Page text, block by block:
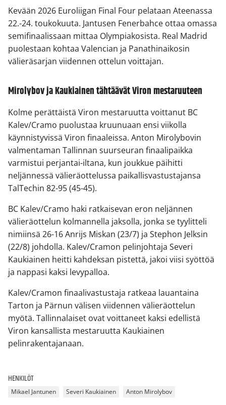
Kevään 2026 Euroliigan Final Four pelataan Ateenassa
22.-24. toukokuuta. Jantusen Fenerbahce ottaa omassa
semifinaalissaan mittaa Olympiakosista. Real Madrid
puolestaan kohtaa Valencian ja Panathinaikosin
välieräsarjan viidennen ottelun voittajan.
Mirolybov ja Kaukiainen tähtäävät Viron mestaruuteen
Kolme perättäistä Viron mestaruutta voittanut BC
Kalev/Cramo puolustaa kruunuaan ensi viikolla
käynnistyvissä Viron finaaleissa. Anton Mirolybovin
valmentaman Tallinnan suurseuran finaalipaikka
varmistui perjantai-iltana, kun joukkue päihitti
neljännessä välieräottelussa paikallisvastustajansa
TalTechin 82-95 (45-45).
BC Kalev/Cramo haki ratkaisevan eron neljännen
välieräottelun kolmannella jaksolla, jonka se tyylitteli
nimiinsä 26-16 Anrijs Miskan (23/7) ja Stephon Jelksin
(22/8) johdolla. Kalev/Cramon pelinjohtaja Severi
Kaukiainen heitti kahdeksan pistettä, jakoi viisi syöttöä
ja nappasi kaksi levypalloa.
Kalev/Cramon finaalivastustaja ratkeaa lauantaina
Tarton ja Pärnun välisen viidennen välieräottelun
myötä. Tallinnalaiset ovat voittaneet kaksi edellistä
Viron kansallista mestaruutta Kaukiainen
pelinrakentajanaan.
HENKILÖT
Mikael Jantunen Severi Kaukiainen Anton Mirolybov